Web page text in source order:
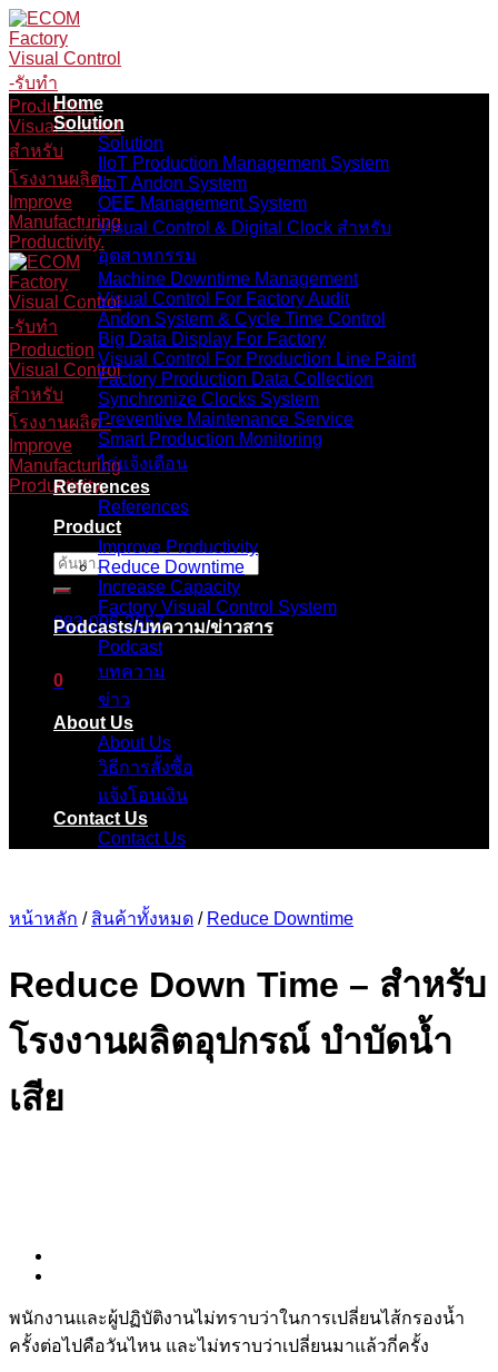
Skip
to
content
ค้นหา:
083-096-2657
0
ตะกร้าสินค้า
ไม่มีสินค้าในตะกร้า
Home
Solution
Solution
IIoT Production Management System
IIoT Andon System
OEE Management System
Visual Control & Digital Clock สำหรับ
อุตสาหกรรม
Machine Downtime Management
Visual Control For Factory Audit
Andon System & Cycle Time Control
Big Data Display For Factory
Visual Control For Production Line Paint
Factory Production Data Collection
Synchronize Clocks System
Preventive Maintenance Service
Smart Production Monitoring
ไก่แจ้งเตือน
References
References
Product
Improve Productivity
Reduce Downtime
Increase Capacity
Factory Visual Control System
Podcasts/บทความ/ข่าวสาร
Podcast
บทความ
ข่าว
About Us
About Us
วิธีการสั้งซื้อ
แจ้งโอนเงิน
Contact Us
Contact Us
หน้าหลัก / สินค้าทั้งหมด / Reduce Downtime
Reduce Down Time – สำหรับ
โรงงานผลิตอุปกรณ์ บำบัดน้ำ
เสีย
พนักงานและผู้ปฏิบัติงานไม่ทราบว่าในการเปลี่ยนไส้กรองน้ำ
ครั้งต่อไปคือวันไหน และไม่ทราบว่าเปลี่ยนมาแล้วกี่ครั้ง